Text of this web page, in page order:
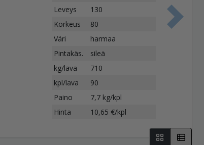
Leveys
130
Korkeus
80
Väri
harmaa
Pintakäs.
sileä
kg/lava
710
kpl/lava
90
Paino
7,7 kg/kpl
Hinta
10,65 €/kpl